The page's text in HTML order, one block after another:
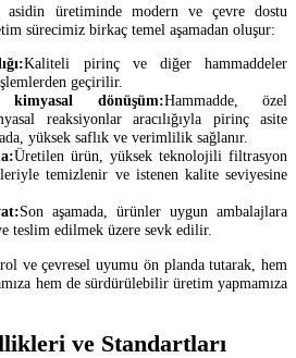
üretiminde modern ve çevre dostu
sürecimiz birkaç temel aşamadan oluşur:
Kaliteli pirinç ve diğer hammaddeler
geçirilir.
dönüşüm:Hammadde, özel
reaksiyonlar aracılığıyla pirinç asite
yüksek saflık ve verimlilik sağlanır.
Üretilen ürün, yüksek teknolojili filtrasyon
temizlenir ve istenen kalite seviyesine
Son aşamada, ürünler uygun ambalajlara
teslim edilmek üzere sevk edilir.
ve çevresel uyumu ön planda tutarak, hem
hem de sürdürülebilir üretim yapmamıza
ve Standartları